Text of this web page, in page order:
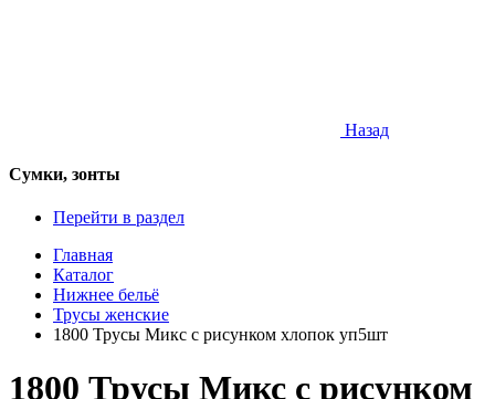
Назад
Сумки, зонты
Перейти в раздел
Главная
Каталог
Нижнее бельё
Трусы женские
1800 Трусы Микс с рисунком хлопок уп5шт
1800 Трусы Микс с рисунком